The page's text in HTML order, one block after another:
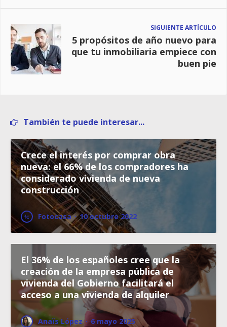
SIGUIENTE ARTÍCULO
5 propósitos de año nuevo para
que tu inmobiliaria empiece con
buen pie
También te puede interesar...
Crece el interés por comprar obra
nueva: el 66% de los compradores ha
considerado vivienda de nueva
construcción
Fotocasa · 10 octubre 2022
El 36% de los españoles cree que la
creación de la empresa pública de
vivienda del Gobierno facilitará el
acceso a una vivienda de alquiler
Anaïs López · 6 mayo 2025